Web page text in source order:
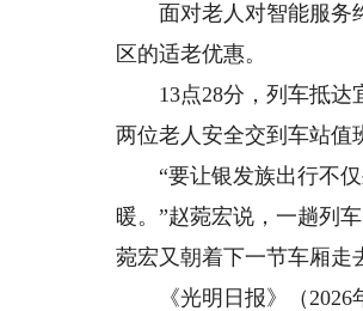
面对老人对智能服务终
区的适老优惠。
13点28分，列车抵达
两位老人安全交到车站值
“要让银发族出行不仅
暖。”赵菀宏说，一趟列
菀宏又朝着下一节车厢走
《光明日报》（2026年